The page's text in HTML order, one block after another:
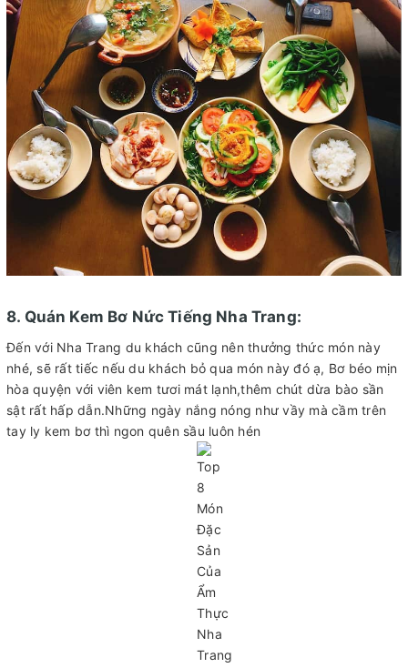
8. Quán Kem Bơ Nức Tiếng Nha Trang:
Đến với Nha Trang du khách cũng nên thưởng thức món này
nhé, sẽ rất tiếc nếu du khách bỏ qua món này đó ạ, Bơ béo mịn
hòa quyện với viên kem tươi mát lạnh,thêm chút dừa bào sần
sật rất hấp dẫn.Những ngày nắng nóng như vầy mà cầm trên
tay ly kem bơ thì ngon quên sầu luôn hén